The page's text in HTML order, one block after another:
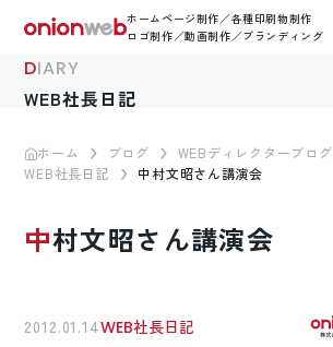
ホームページ制作／各種印刷物制作
ロゴ制作／動画制作／ブランディング
ホームページ制作
コーポレートサイト
DIARY
WEB社長日記
ホーム ブログ
WEBディレクターブログ
WEB社長日記
中村文昭さん講演会
中村文昭さん講演会
2012.01.14WEB社長日記